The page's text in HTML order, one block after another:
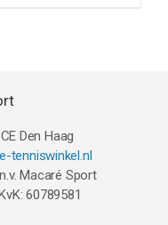
Den Haag
tenniswinkel.nl
Macaré Sport
60789581